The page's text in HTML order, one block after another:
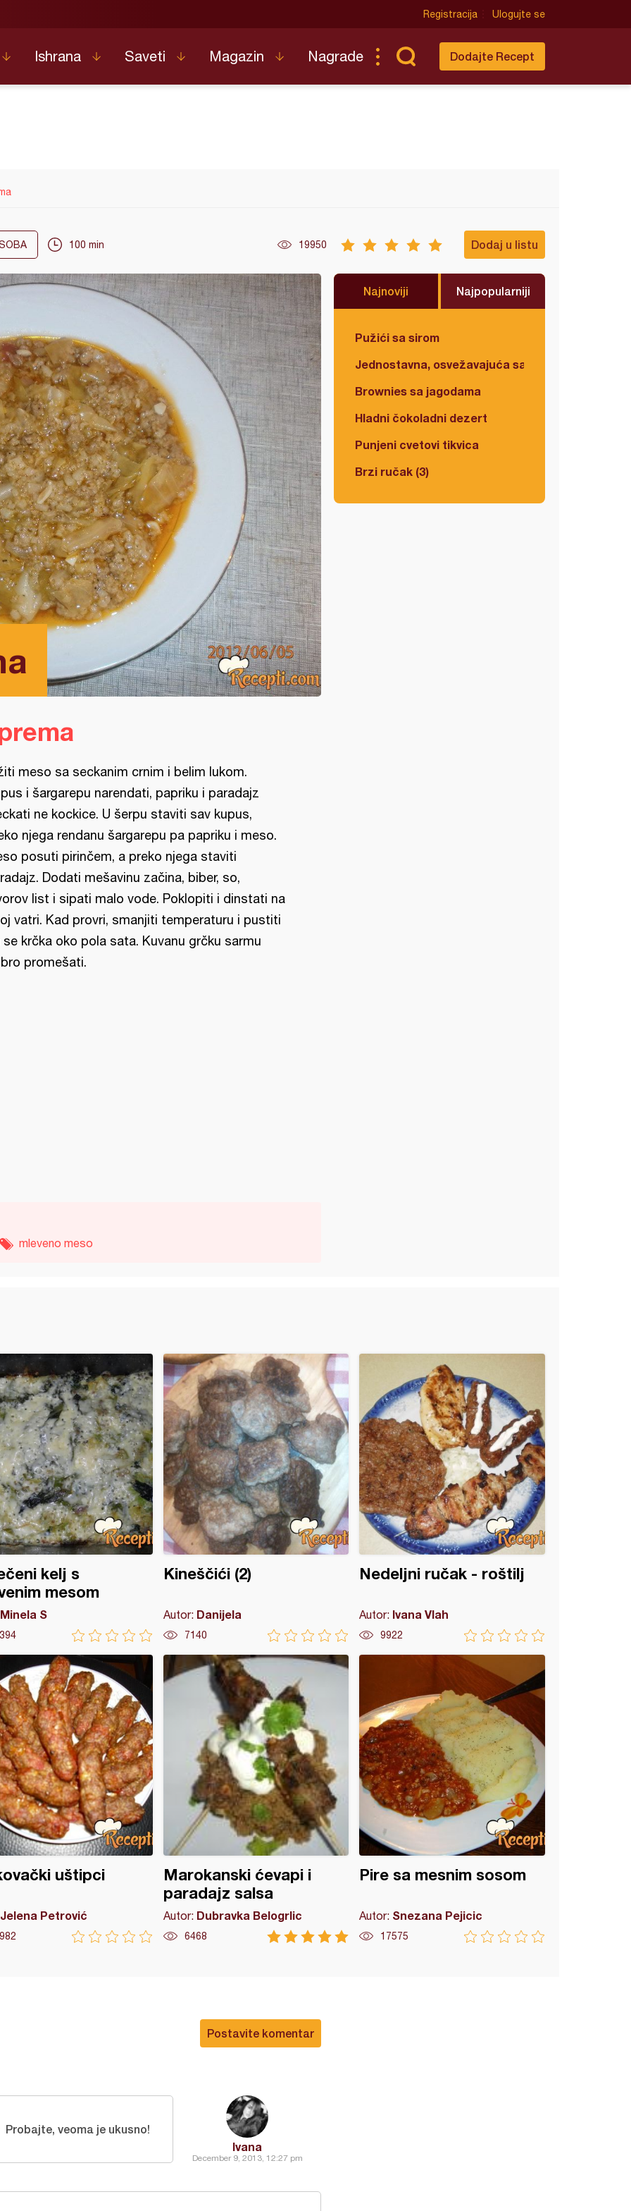
Registracija Ulogujte se
Ishrana Saveti Magazin Nagrade Dodajte Recept
100 min 19950 Dodaj u listu
Najnoviji Najpopularniji
Pužići sa sirom
Jednostavna, osvežavajuća salata
Brownies sa jagodama
Hladni čokoladni dezert
Punjeni cvetovi tikvica
Brzi ručak (3)
meso sa seckanim crnim i belim lukom.
i šargarepu narendati, papriku i paradajz
ne kockice. U šerpu staviti sav kupus,
njega rendanu šargarepu pa papriku i meso.
posuti pirinčem, a preko njega staviti
Dodati mešavinu začina, biber, so,
list i sipati malo vode. Poklopiti i dinstati na
vatri. Kad provri, smanjiti temperaturu i pustiti
se krčka oko pola sata. Kuvanu grčku sarmu
promešati.
mleveno meso
kelj s
mesom
Minela S
Kineščići (2)
Autor: Danijela
7140
Nedeljni ručak - roštilj
Autor: Ivana Vlah
9922
uštipci
Jelena Petrović
Marokanski ćevapi i
paradajz salsa
Autor: Dubravka Belogrlic
6468
Pire sa mesnim sosom
Autor: Snezana Pejicic
17575
Postavite komentar
Ivana
December 9, 2013, 12:27 pm
Probajte, veoma je ukusno!